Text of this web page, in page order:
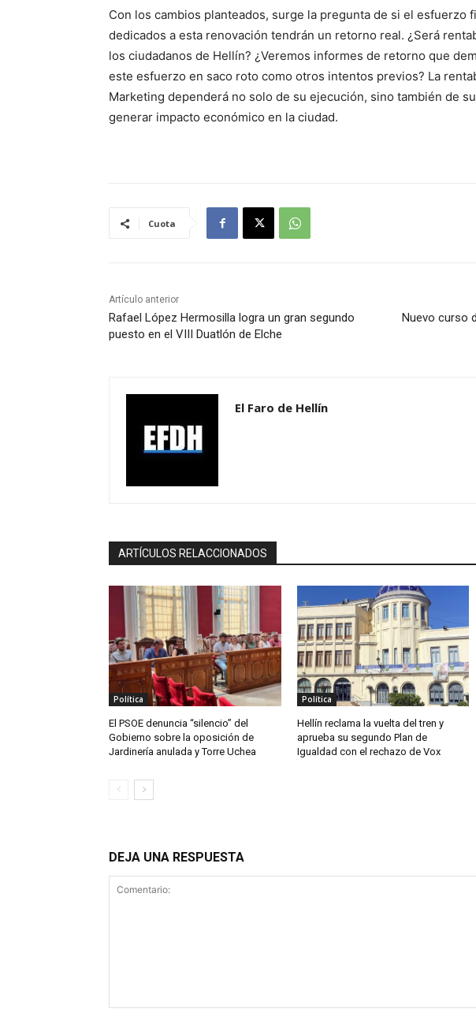
Con los cambios planteados, surge la pregunta de si el esfuerzo
dedicados a esta renovación tendrán un retorno real. ¿Será
los ciudadanos de Hellín? ¿Veremos informes de retorno que
este esfuerzo en saco roto como otros intentos previos? La
Marketing dependerá no solo de su ejecución, sino también de
generar impacto económico en la ciudad.
Cuota
Artículo anterior
Rafael López Hermosilla logra un gran segundo
puesto en el VIII Duatlón de Elche
Nuevo curso
El Faro de Hellín
ARTÍCULOS RELACCIONADOS
Política
El PSOE denuncia “silencio” del
Gobierno sobre la oposición de
Jardinería anulada y Torre Uchea
Política
Hellín reclama la vuelta del tren y
aprueba su segundo Plan de
Igualdad con el rechazo de Vox
DEJA UNA RESPUESTA